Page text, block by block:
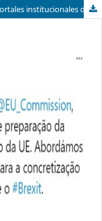
Estrategias comunicativas en Twitter y portales institucionales durante la segunda ola de Covid-19: análisis de los gobiernos de Alemania, España, Portugal y Reino Unido